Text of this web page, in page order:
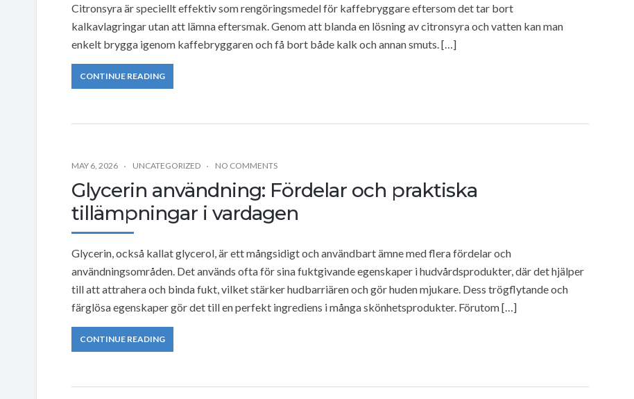
Citronsyra är speciellt effektiv som rengöringsmedel för kaffebryggare eftersom det tar bort
kalkavlagringar utan att lämna eftersmak. Genom att blanda en lösning av citronsyra och vatten kan man
enkelt brygga igenom kaffebryggaren och få bort både kalk och annan smuts. […]
CONTINUE READING
MAY 6, 2026 UNCATEGORIZED NO COMMENTS
Glycerin användning: Fördelar och praktiska
tillämpningar i vardagen
Glycerin, också kallat glycerol, är ett mångsidigt och användbart ämne med flera fördelar och
användningsområden. Det används ofta för sina fuktgivande egenskaper i hudvårdsprodukter, där det hjälper
till att attrahera och binda fukt, vilket stärker hudbarriären och gör huden mjukare. Dess trögflytande och
färglösa egenskaper gör det till en perfekt ingrediens i många skönhetsprodukter. Förutom […]
CONTINUE READING